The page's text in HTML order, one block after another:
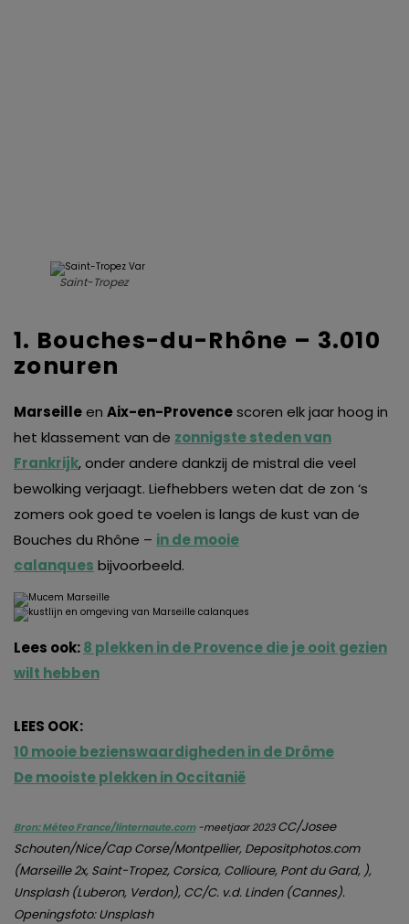
Saint-Tropez
1. Bouches-du-Rhône – 3.010
zonuren
Marseilleen Aix-en-Provencescoren elk jaar hoog in
het klassement van de zonnigste steden van
Frankrijk, onder andere dankzij de mistral die veel
bewolking verjaagt. Liefhebbers weten dat de zon ‘s
zomers ook goed te voelen is langs de kust van de
Bouches du Rhône – in de mooie
calanques bijvoorbeeld.
Lees ook:8 plekken in de Provence die je ooit gezien
wilt hebben
LEES OOK:
10 mooie bezienswaardigheden in de Drôme
De mooiste plekken in Occitanië
Bron: Méteo France/linternaute.com-meetjaar 2023 CC/Josee
Schouten/Nice/Cap Corse/Montpellier, Depositphotos.com
(Marseille 2x, Saint-Tropez, Corsica, Collioure, Pont du Gard, ),
Unsplash (Luberon, Verdon), CC/C. v.d. Linden (Cannes).
Openingsfoto: Unsplash